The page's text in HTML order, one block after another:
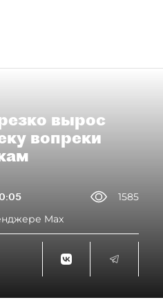
вырос
вопреки
1585
Max